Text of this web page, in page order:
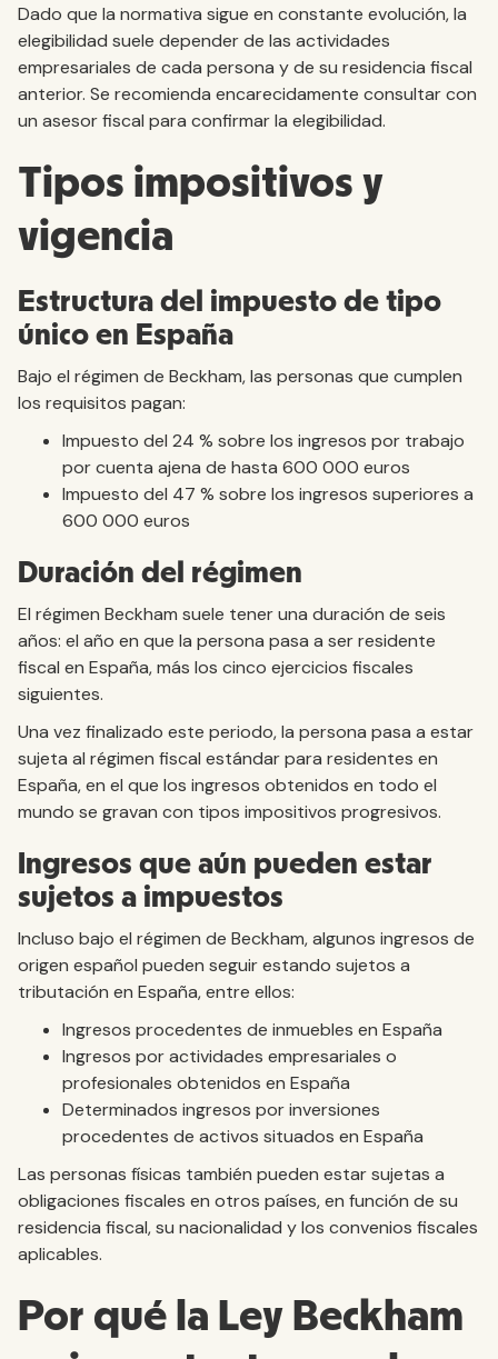
Dado que la normativa sigue en constante evolución, la
elegibilidad suele depender de las actividades
empresariales de cada persona y de su residencia fiscal
anterior. Se recomienda encarecidamente consultar con
un asesor fiscal para confirmar la elegibilidad.
Tipos impositivos y
vigencia
Estructura del impuesto de tipo
único en España
Bajo el régimen de Beckham, las personas que cumplen
los requisitos pagan:
Impuesto del 24 % sobre los ingresos por trabajo
por cuenta ajena de hasta 600 000 euros
Impuesto del 47 % sobre los ingresos superiores a
600 000 euros
Duración del régimen
El régimen Beckham suele tener una duración de seis
años: el año en que la persona pasa a ser residente
fiscal en España, más los cinco ejercicios fiscales
siguientes.
Una vez finalizado este periodo, la persona pasa a estar
sujeta al régimen fiscal estándar para residentes en
España, en el que los ingresos obtenidos en todo el
mundo se gravan con tipos impositivos progresivos.
Ingresos que aún pueden estar
sujetos a impuestos
Incluso bajo el régimen de Beckham, algunos ingresos de
origen español pueden seguir estando sujetos a
tributación en España, entre ellos:
Ingresos procedentes de inmuebles en España
Ingresos por actividades empresariales o
profesionales obtenidos en España
Determinados ingresos por inversiones
procedentes de activos situados en España
Las personas físicas también pueden estar sujetas a
obligaciones fiscales en otros países, en función de su
residencia fiscal, su nacionalidad y los convenios fiscales
aplicables.
Por qué la Ley Beckham